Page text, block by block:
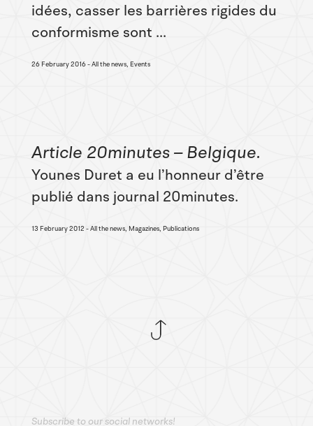
idées, casser les barrières rigides du
conformisme sont ...
26 February 2016 All the news, Events
Article 20minutes – Belgique
Younes Duret a eu l’honneur d’être
publié dans journal 20minutes.
13 February 2012 All the news, Magazines, Publications
Subscribe to our social networks!